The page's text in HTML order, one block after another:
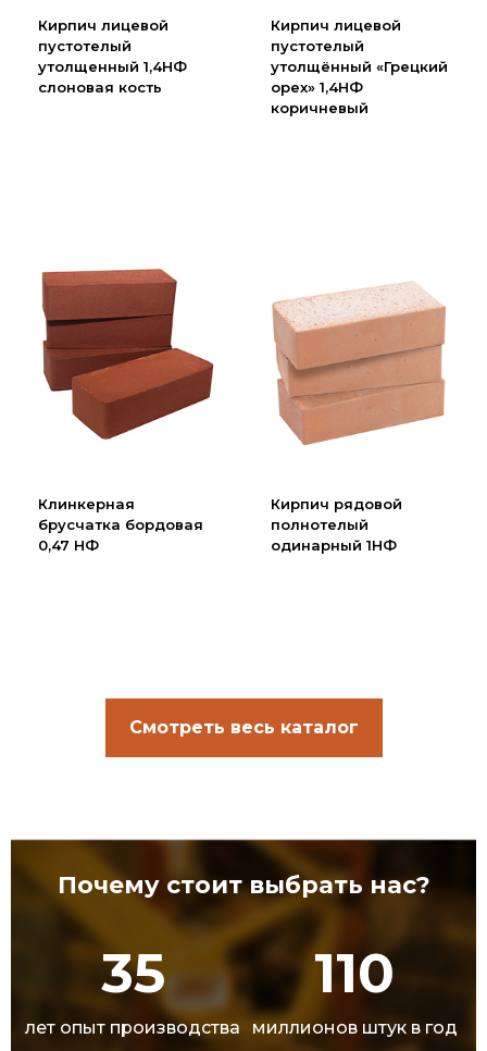
Личный кабинет
Корзина
Кирпич лицевой
пустотелый
утолщенный 1,4НФ
слоновая кость
Кирпич лицевой
пустотелый
утолщённый «Грецкий
орех» 1,4НФ
коричневый
Клинкерная
брусчатка бордовая
0,47 НФ
Кирпич рядовой
полнотелый
одинарный 1НФ
Смотреть весь каталог
Почему стоит выбрать нас?
35
лет опыт производства
110
миллионов штук в год